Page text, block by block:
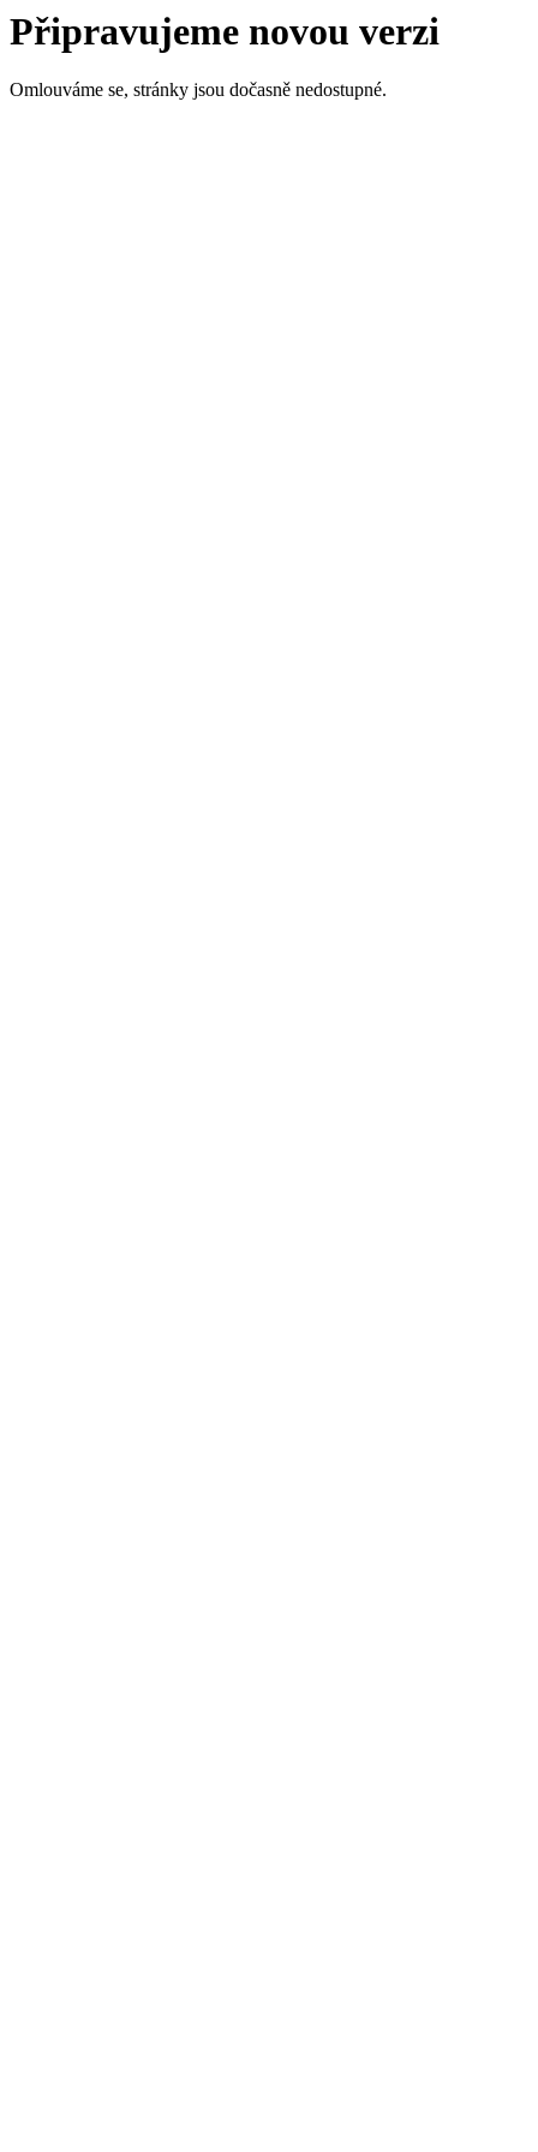
Připravujeme novou verzi
Omlouváme se, stránky jsou dočasně nedostupné.